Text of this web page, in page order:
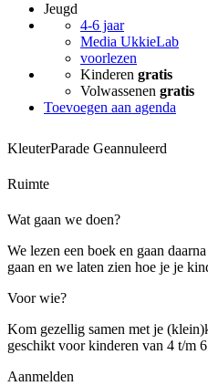
Jeugd
4-6 jaar
Media UkkieLab
voorlezen
Kinderen gratis
Volwassenen gratis
Toevoegen aan agenda
KleuterParade Geannuleerd
Ruimte
Wat gaan we doen?
We lezen een boek en gaan
gaan en we laten zien hoe je je
Voor wie?
Kom gezellig samen met je
geschikt voor kinderen van 4 t/m 6
Aanmelden